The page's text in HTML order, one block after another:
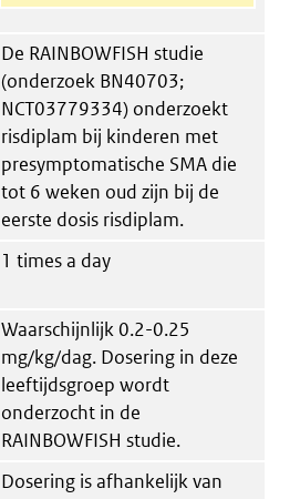
De RAINBOWFISH studie
(onderzoek BN40703;
NCT03779334) onderzoekt
risdiplam bij kinderen met
presymptomatische SMA die
tot 6 weken oud zijn bij de
eerste dosis risdiplam.
1 times a day
Waarschijnlijk 0.2-0.25
mg/kg/dag. Dosering in deze
leeftijdsgroep wordt
onderzocht in de
RAINBOWFISH studie.
Dosering is afhankelijk van